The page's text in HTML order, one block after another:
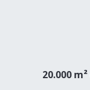
20.000